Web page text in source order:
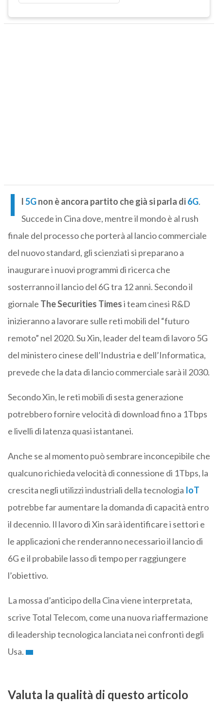
I l5Gnon è ancora partito che già si parla di6G.
Succede in Cina dove, mentre il mondo è al rush
finale del processo che porterà al lancio commerciale
del nuovo standard, gli scienziati si preparano a
inaugurare i nuovi programmi di ricerca che
sosterranno il lancio del 6G tra 12 anni. Secondo il
giornale The Securities Timesi team cinesi R&D
inizieranno a lavorare sulle reti mobili del “futuro
remoto” nel 2020. Su Xin, leader del team di lavoro 5G
del ministero cinese dell’Industria e dell’Informatica,
prevede che la data di lancio commerciale sarà il 2030.
Secondo Xin, le reti mobili di sesta generazione
potrebbero fornire velocità di download fino a 1Tbps
e livelli di latenza quasi istantanei.
Anche se al momento può sembrare inconcepibile che
qualcuno richieda velocità di connessione di 1Tbps, la
crescita negli utilizzi industriali della tecnologia IoT
potrebbe far aumentare la domanda di capacità entro
il decennio. Il lavoro di Xin sarà identificare i settori e
le applicazioni che renderanno necessario il lancio di
6G e il probabile lasso di tempo per raggiungere
l’obiettivo.
La mossa d’anticipo della Cina viene interpretata,
scrive Total Telecom, come una nuova riaffermazione
di leadership tecnologica lanciata nei confronti degli
Usa.
Valuta la qualità di questo articolo